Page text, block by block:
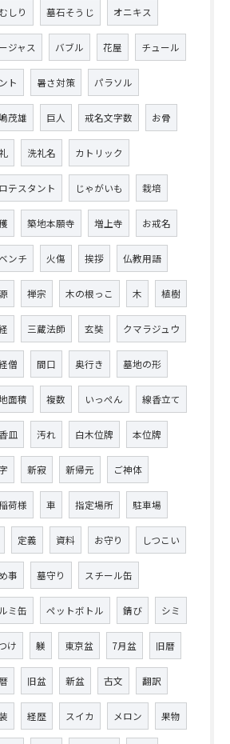
しり 墓石そうじ オニキス
ジャス バブル 花屋 チュール
ト 暑さ対策 パラソル
茂雄 巨人 戒名文字数 お骨
洗礼名 カトリック
テスタント じゃがいも 栽培
築地本願寺 増上寺 お戒名
ンチ 火傷 挨拶 仏教用語
禅宗 木の根っこ 木 植樹
三蔵法師 玄奘 クマラジュウ
僧 間口 奥行き 墓地の形
面積 複数 いっぺん 線香立て
皿 汚れ 白木位牌 本位牌
新寂 新帰元 ご神体
荷様 車 指定場所 駐車場
定義 資料 お守り しつこい
事 墓守り スチール缶
ミ缶 ペットボトル 錆び シミ
け 躾 東京盆 7月盆 旧暦
旧盆 新盆 古文 翻訳
経歴 スイカ メロン 果物